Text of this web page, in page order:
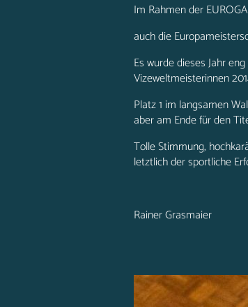
Im Rahmen der
auch die
Es wurde dieses Jahr
Vizeweltmeisterinnen
Platz 1 im langsamen
aber am Ende für den
Tolle Stimmung,
letztlich der sportliche
Rainer Grasmaier